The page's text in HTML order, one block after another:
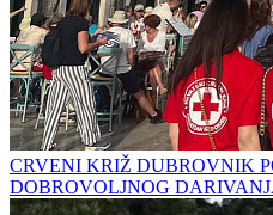
CRVENI KRIŽ DUBROVNIK
DOBROVOLJNOG